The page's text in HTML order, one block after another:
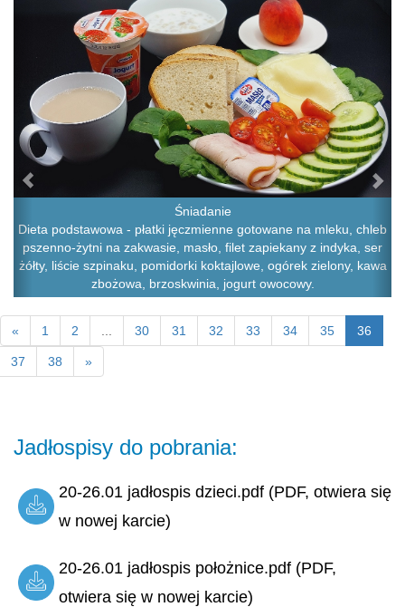
Śniadanie
Dieta podstawowa - płatki jęczmienne gotowane na mleku, chleb
pszenno-żytni na zakwasie, masło, filet zapiekany z indyka, ser
żółty, liście szpinaku, pomidorki koktajlowe, ogórek zielony, kawa
zbożowa, brzoskwinia, jogurt owocowy.
« 1 2 30 31 32 33 34 35 36
37 38 »
Jadłospisy do pobrania:
20-26.01 jadłospis dzieci.pdf (PDF, otwiera się
w nowej karcie)
20-26.01 jadłospis położnice.pdf (PDF,
otwiera się w nowej karcie)